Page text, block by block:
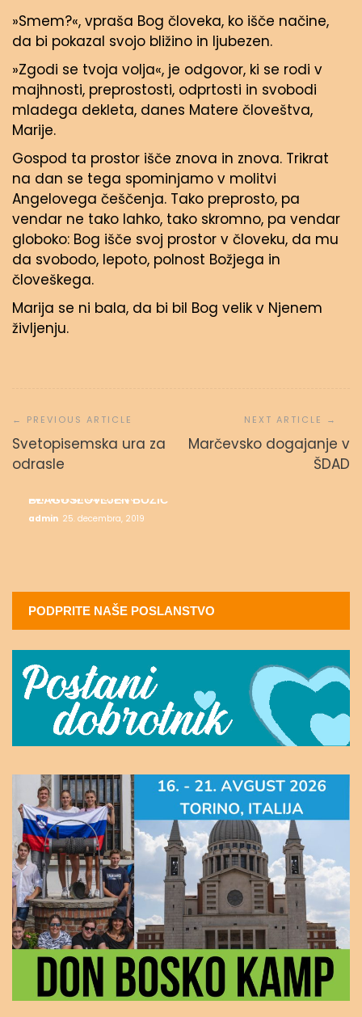
»Smem?«, vpraša Bog človeka, ko išče načine,
da bi pokazal svojo bližino in ljubezen.
»Zgodi se tvoja volja«, je odgovor, ki se rodi v
majhnosti, preprostosti, odprtosti in svobodi
mladega dekleta, danes Matere človeštva,
Marije.
Gospod ta prostor išče znova in znova. Trikrat
na dan se tega spominjamo v molitvi
Angelovega češčenja. Tako preprosto, pa
vendar ne tako lahko, tako skromno, pa vendar
globoko: Bog išče svoj prostor v človeku, da mu
da svobodo, lepoto, polnost Božjega in
človeškega.
Marija se ni bala, da bi bil Bog velik v Njenem
življenju.
prispevka
Svetopisemska ura za
odrasle
Marčevsko dogajanje v
ŠDAD
ALI SE DARUJEM?
admin 17. januarja, 2020
BLAGOSLOVLJEN BOŽIČ
admin 25. decembra, 2019
PODPRITE NAŠE POSLANSTVO